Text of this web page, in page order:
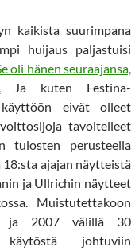
kaikista suurimpana
huijaus paljastuisi
oli hänen seuraajansa,
Ja kuten Festina-
eivät olleet
tavoitelleet
tulosten perusteella
ajajan näytteistä
ja Ullrichin näytteet
Muistutettakoon
ja 2007 välillä 30
johtuviin